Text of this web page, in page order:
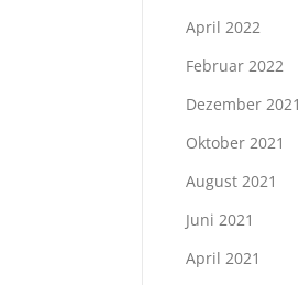
April 2022
Februar 2022
Dezember 2021
Oktober 2021
August 2021
Juni 2021
April 2021